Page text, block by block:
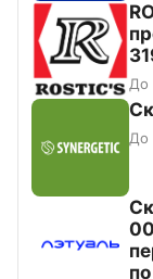
До
До